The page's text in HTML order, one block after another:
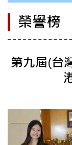
榮譽榜
第九屆(台